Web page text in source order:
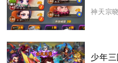
神天宗